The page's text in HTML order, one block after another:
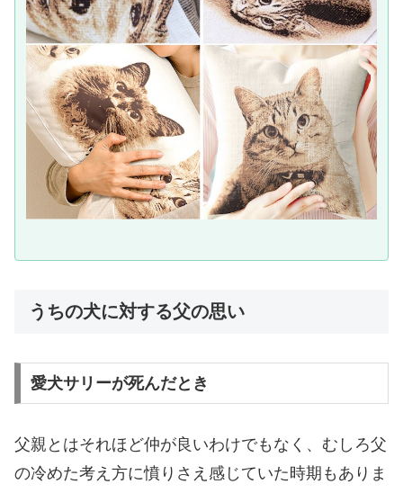
うちの犬に対する父の思い
愛犬サリーが死んだとき
父親とはそれほど仲が良いわけでもなく、むしろ父
の冷めた考え方に憤りさえ感じていた時期もありま